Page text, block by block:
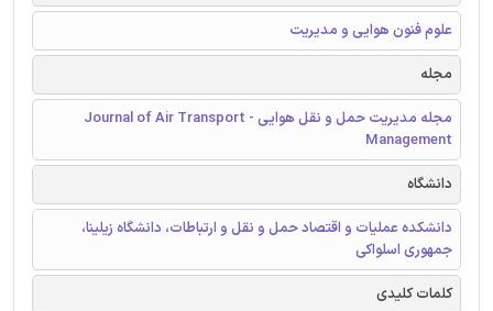
علوم فنون هوایی و مدیریت
مجله
مجله مدیریت حمل و نقل هوایی - Journal of Air Transport
Management
دانشگاه
دانشکده عملیات و اقتصاد حمل و نقل و ارتباطات، دانشگاه زیلینا،
جمهوری اسلواکی
کلمات کلیدی